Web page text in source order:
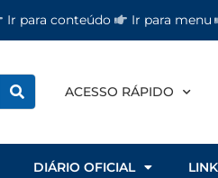
Ir para conteúdo Ir para menu
ACESSO RÁPIDO
DIÁRIO OFICIAL